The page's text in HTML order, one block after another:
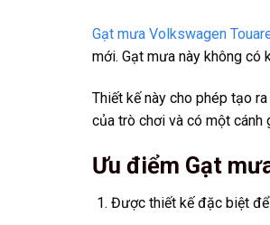
Gạt mưa Volkswagen
mới. Gạt mưa này không có
Thiết kế này cho phép tạo
của trò chơi và có một cánh
Ưu điểm Gạt
Được thiết kế đặc biệt để